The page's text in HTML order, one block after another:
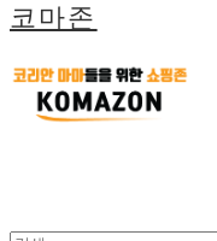
코마존